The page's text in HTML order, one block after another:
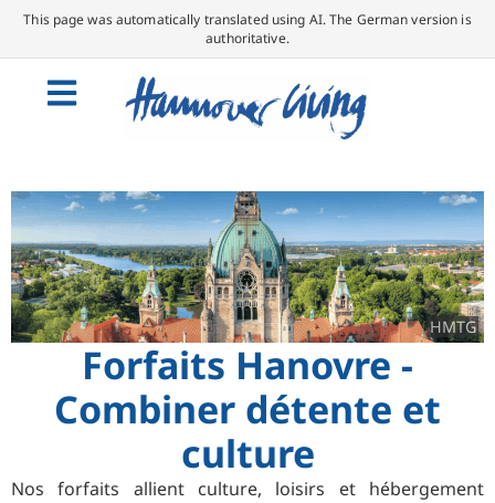
This page was automatically translated using AI. The German version is
authoritative.
HMTG
Forfaits Hanovre -
Combiner détente et
culture
Nos forfaits allient culture, loisirs et hébergement